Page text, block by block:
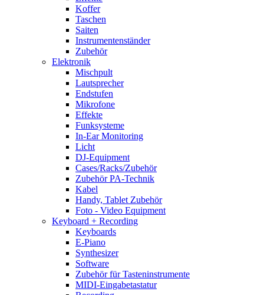
Koffer
Taschen
Saiten
Instrumentenständer
Zubehör
Elektronik
Mischpult
Lautsprecher
Endstufen
Mikrofone
Effekte
Funksysteme
In-Ear Monitoring
Licht
DJ-Equipment
Cases/Racks/Zubehör
Zubehör PA-Technik
Kabel
Handy, Tablet Zubehör
Foto - Video Equipment
Keyboard + Recording
Keyboards
E-Piano
Synthesizer
Software
Zubehör für Tasteninstrumente
MIDI-Eingabetastatur